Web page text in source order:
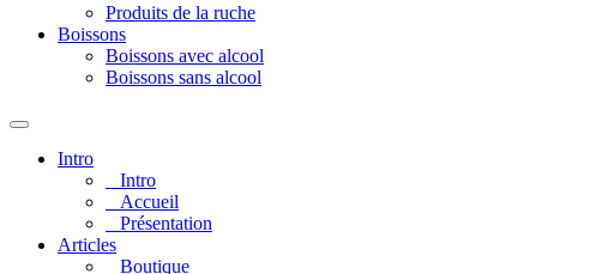
Produits de la ruche
Boissons
Boissons avec alcool
Boissons sans alcool
Intro
Intro
Accueil
Présentation
Articles
Boutique